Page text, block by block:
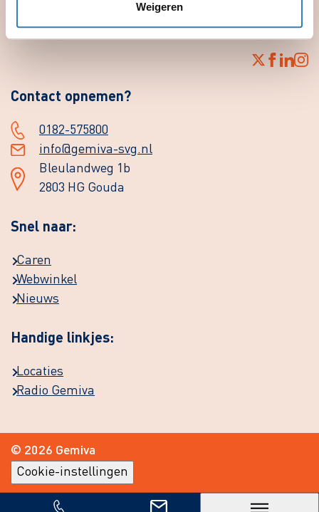
Weigeren
Samen maken we het
Contact opnemen?
0182-575800
info@gemiva-svg.nl
Bleulandweg 1b
2803 HG Gouda
Snel naar:
Caren
Webwinkel
Nieuws
Handige linkjes:
Locaties
Radio Gemiva
© 2026 Gemiva
Cookie-instellingen